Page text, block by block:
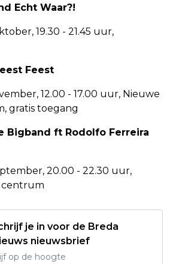
Echt Waar?!
19.30 - 21.45 uur,
Feest
12.00 - 17.00 uur, Nieuwe
gratis toegang
Bigband ft Rodolfo Ferreira
20.00 - 22.30 uur,
centrum
je in voor de Breda
nieuwsbrief
op de hoogte